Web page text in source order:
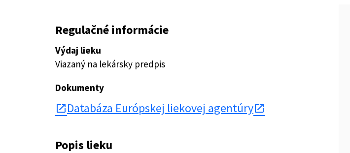
Regulačné informácie
Výdaj lieku
Viazaný na lekársky predpis
Dokumenty
open_in_new Databáza Európskej liekovej agentúry
Popis lieku